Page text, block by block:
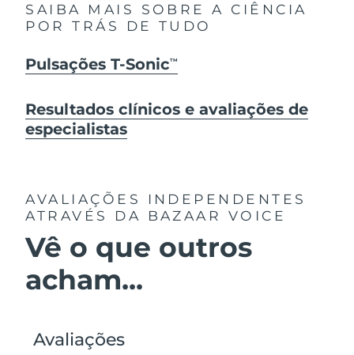
SAIBA MAIS SOBRE A CIÊNCIA
POR TRÁS DE TUDO
Pulsações T-SonicTM
Resultados clínicos e avaliações de
especialistas
AVALIAÇÕES INDEPENDENTES
ATRAVÉS DA BAZAAR VOICE
Vê o que outros
acham...